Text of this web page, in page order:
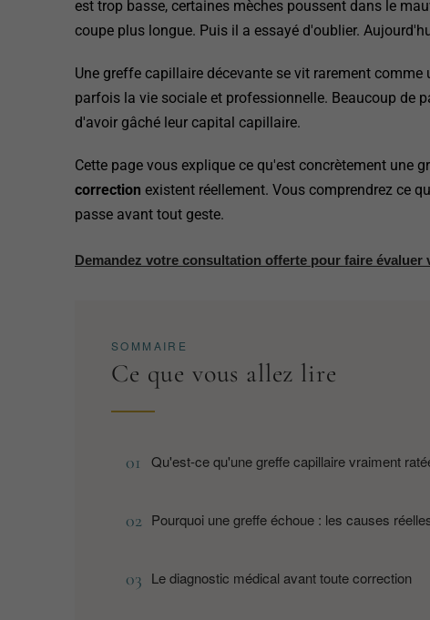
est trop basse, certaines mèches poussent dans le
coupe plus longue. Puis il a essayé d'oublier.
Une greffe capillaire décevante se vit rarement
parfois la vie sociale et professionnelle. Beaucoup de
d'avoir gâché leur capital capillaire.
Cette page vous explique ce qu'est concrètement une
correction existent réellement. Vous comprendrez ce
passe avant tout geste.
Demandez votre consultation offerte pour faire
SOMMAIRE
Ce que vous allez lire
Qu'est-ce qu'une greffe capillaire vraiment
Pourquoi une greffe échoue : les causes
Le diagnostic médical avant toute correction